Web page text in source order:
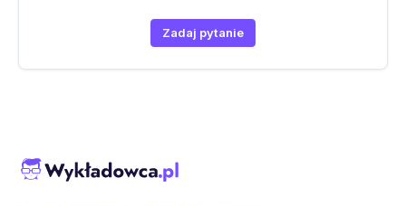
Zadaj pytanie